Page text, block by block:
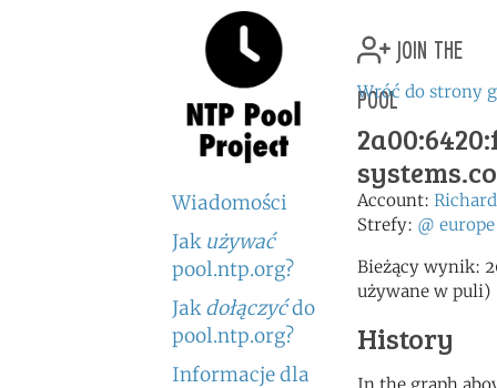
Wiadomości
Jak używać
pool.ntp.org?
Jakdołączyćdo
pool.ntp.org?
Informacje dla
join the
pool
Wróć do strony
Account:
Strefy: @ europe
Bieżący wynik:
używane w puli)
History